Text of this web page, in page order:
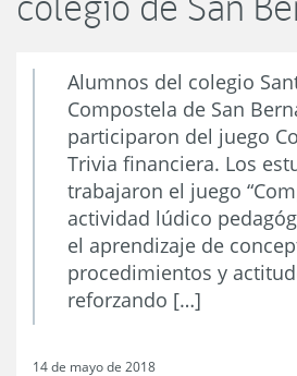
Alumnos del colegio
Compostela de San
participaron del juego
Trivia financiera. Los
trabajaron el juego
actividad lúdico
el aprendizaje de
procedimientos y
reforzando […]
14 de mayo de 2018